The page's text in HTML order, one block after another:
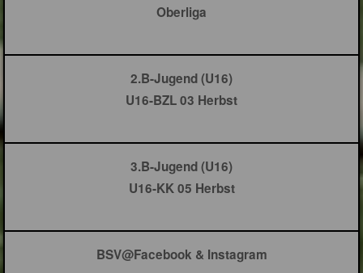
Oberliga
2.B-Jugend (U16)
U16-BZL 03 Herbst
3.B-Jugend (U16)
U16-KK 05 Herbst
BSV@Facebook & Instagram